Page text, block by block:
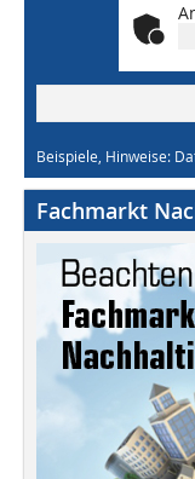
Beispiele, Hinweise:
Fachmarkt